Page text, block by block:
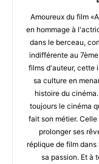
Amoureux du film
en hommage à
dans le berceau,
indifférente au
films d'auteur, cette
sa culture en
histoire du
toujours le cinéma
fait son métier.
prolonger ses
réplique de film
sa passion. Et à